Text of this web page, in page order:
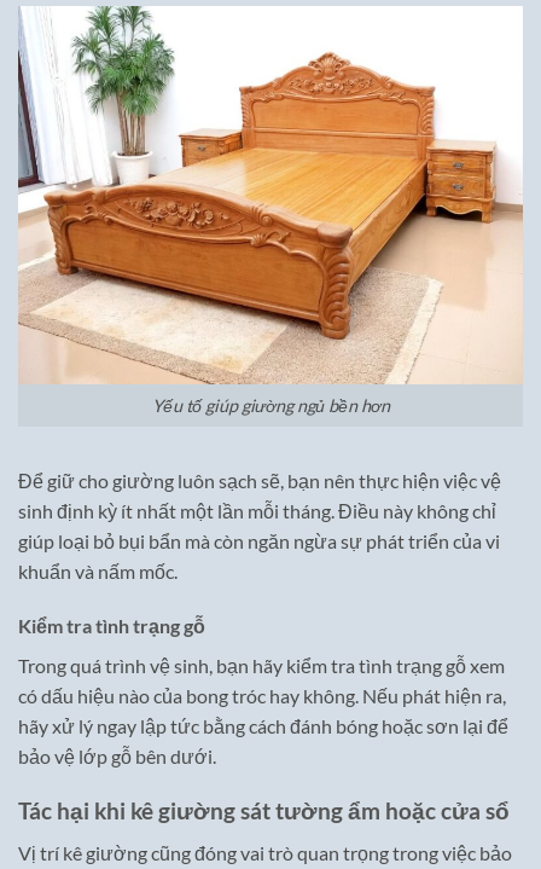
Yếu tố giúp giường ngủ bền hơn
Để giữ cho giường luôn sạch sẽ, bạn nên thực hiện việc vệ
sinh định kỳ ít nhất một lần mỗi tháng. Điều này không chỉ
giúp loại bỏ bụi bẩn mà còn ngăn ngừa sự phát triển của vi
khuẩn và nấm mốc.
Kiểm tra tình trạng gỗ
Trong quá trình vệ sinh, bạn hãy kiểm tra tình trạng gỗ xem
có dấu hiệu nào của bong tróc hay không. Nếu phát hiện ra,
hãy xử lý ngay lập tức bằng cách đánh bóng hoặc sơn lại để
bảo vệ lớp gỗ bên dưới.
Tác hại khi kê giường sát tường ẩm hoặc cửa sổ
Vị trí kê giường cũng đóng vai trò quan trọng trong việc bảo